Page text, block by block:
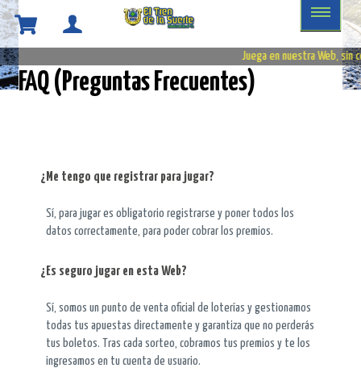
Juega en nuestra Web, sin
FAQ (Preguntas Frecuentes)
¿Me tengo que registrar para jugar?
Sí, para jugar es obligatorio registrarse y poner todos los
datos correctamente, para poder cobrar los premios.
¿Es seguro jugar en esta Web?
Sí, somos un punto de venta oficial de loterías y gestionamos
todas tus apuestas directamente y garantiza que no perderás
tus boletos. Tras cada sorteo, cobramos tus premios y te los
ingresamos en tu cuenta de usuario.